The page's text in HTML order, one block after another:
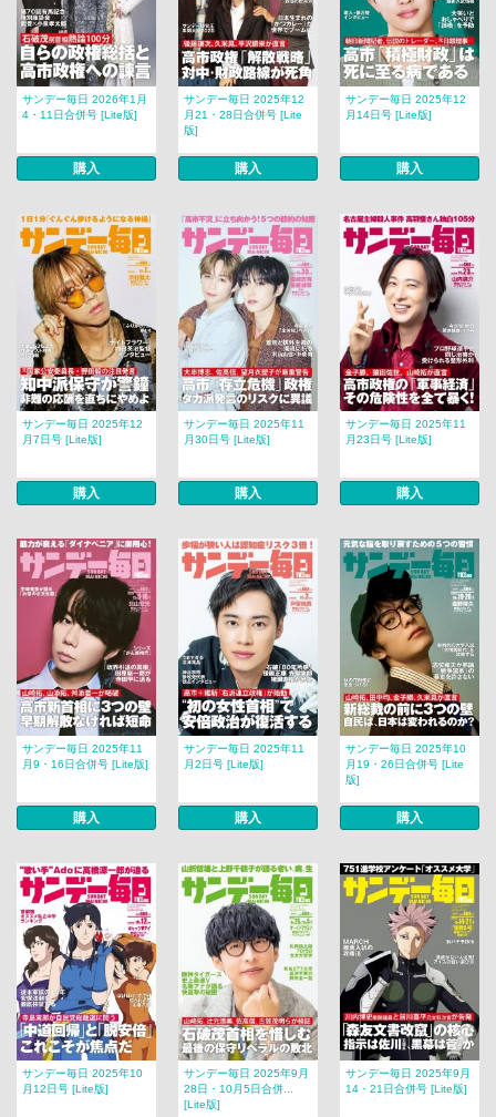
サンデー毎日 2026年1月
4・11日合併号 [Lite版]
購入
サンデー毎日 2025年12
月21・28日合併号 [Lite
版]
購入
サンデー毎日 2025年12
月14日号 [Lite版]
購入
サンデー毎日 2025年12
月7日号 [Lite版]
購入
サンデー毎日 2025年11
月30日号 [Lite版]
購入
サンデー毎日 2025年11
月23日号 [Lite版]
購入
サンデー毎日 2025年11
月9・16日合併号 [Lite版]
購入
サンデー毎日 2025年11
月2日号 [Lite版]
購入
サンデー毎日 2025年10
月19・26日合併号 [Lite
版]
購入
サンデー毎日 2025年10
月12日号 [Lite版]
サンデー毎日 2025年9月
28日・10月5日合併...
[Lite版]
サンデー毎日 2025年9月
14・21日合併号 [Lite版]